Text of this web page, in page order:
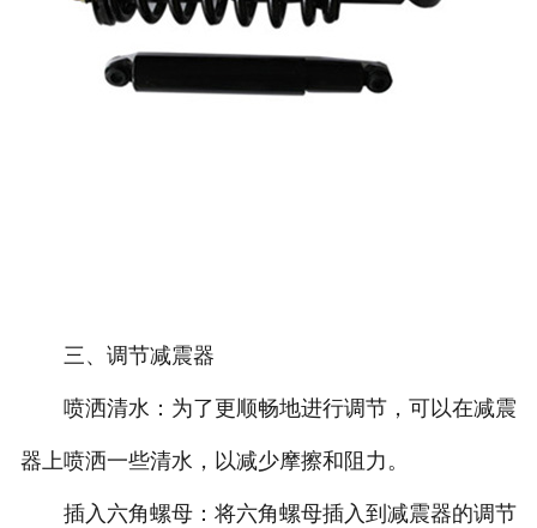
三、调节减震器
喷洒清水：为了更顺畅地进行调节，可以在减震
器上喷洒一些清水，以减少摩擦和阻力。
插入六角螺母：将六角螺母插入到减震器的调节